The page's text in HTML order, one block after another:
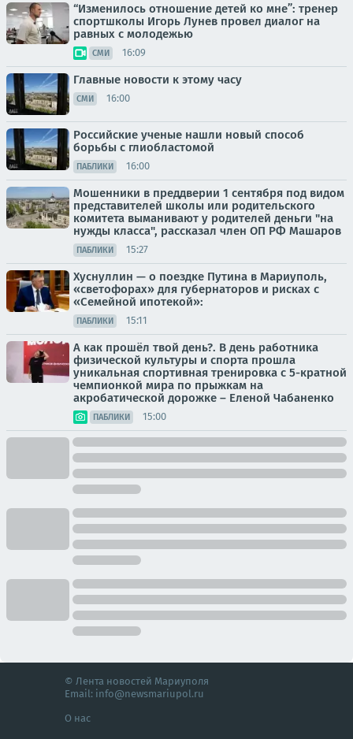
“Изменилось отношение детей ко мне”: тренер
спортшколы Игорь Лунев провел диалог на
равных с молодежью
СМИ 16:09
Главные новости к этому часу
СМИ 16:00
Российские ученые нашли новый способ
борьбы с глиобластомой
ПАБЛИКИ 16:00
Мошенники в преддверии 1 сентября под видом
представителей школы или родительского
комитета выманивают у родителей деньги "на
нужды класса", рассказал член ОП РФ Машаров
ПАБЛИКИ 15:27
Хуснуллин — о поездке Путина в Мариуполь,
«светофорах» для губернаторов и рисках с
«Семейной ипотекой»:
ПАБЛИКИ 15:11
А как прошёл твой день?. В день работника
физической культуры и спорта прошла
уникальная спортивная тренировка с 5-кратной
чемпионкой мира по прыжкам на
акробатической дорожке – Еленой Чабаненко
ПАБЛИКИ 15:00
© Лента новостей Мариуполя
Email: info@newsmariupol.ru
О нас